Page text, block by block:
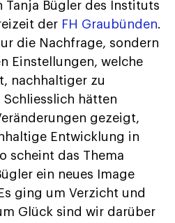
Tanja Bügler des Instituts
der FH Graubünden.
die Nachfrage, sondern
Einstellungen, welche
nachhaltiger zu
hätten
gezeigt,
Entwicklung in
scheint das Thema
ein neues Image
ging um Verzicht und
Glück sind wir darüber